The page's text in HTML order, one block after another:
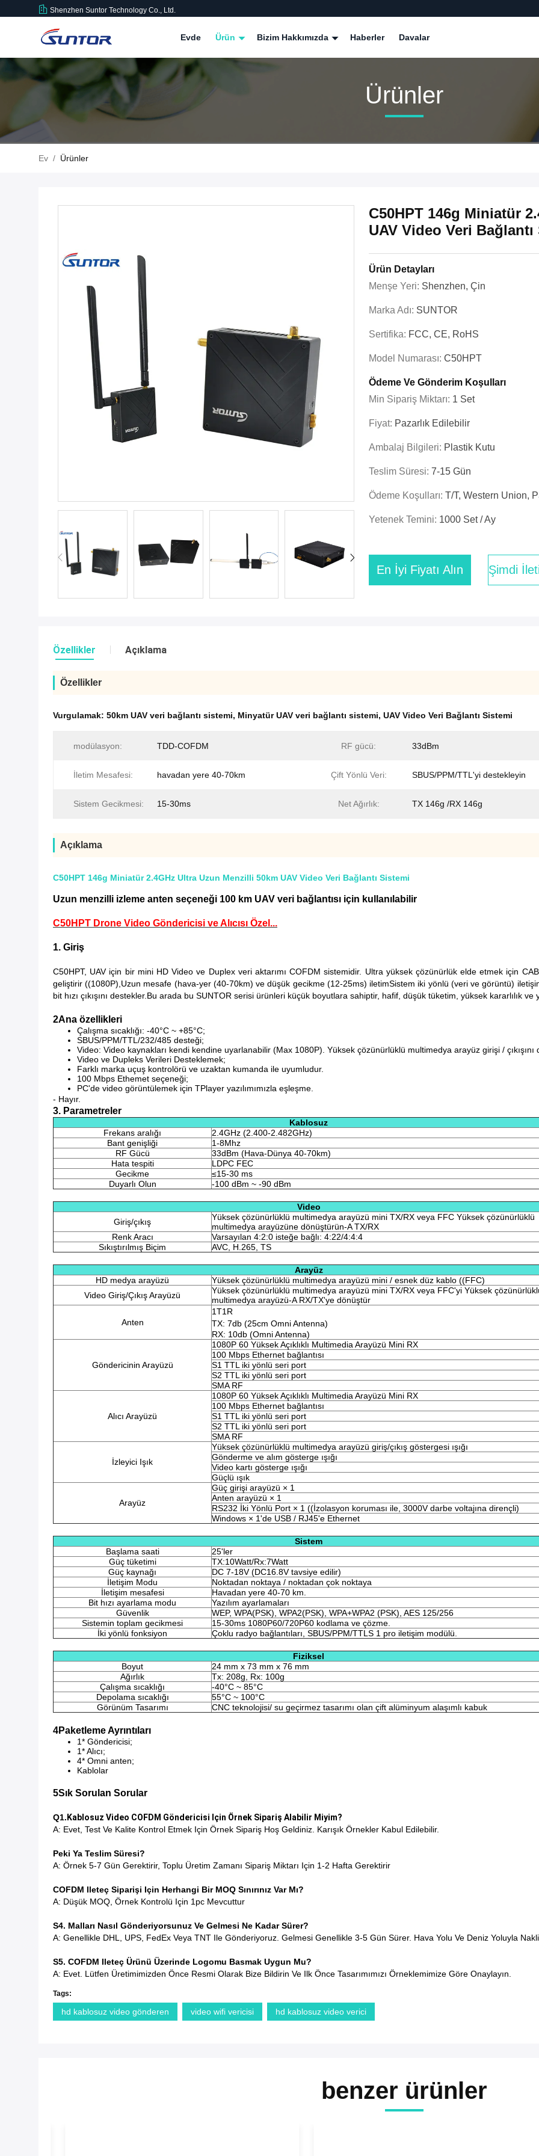
Shenzhen Suntor Technology Co., Ltd.
Evde Ürün Bizim Hakkımızda Haberler Davalar
Ürünler
Ev / Ürünler
C50HPT 146g Miniatür
UAV Video Veri
Ürün Detayları
Menşe Yeri: Shenzhen, Çin
Marka Adı: SUNTOR
Sertifika: FCC, CE, RoHS
Model Numarası: C50HPT
Ödeme Ve Gönderim Koşulları
Min Sipariş Miktarı: 1 Set
Fiyat: Pazarlık Edilebilir
Ambalaj Bilgileri: Plastik Kutu
Teslim Süresi: 7-15 Gün
Ödeme Koşulları: T/t, Western Union,
Yetenek Temini: 1000 Set / Ay
En İyi Fiyatı Alın Şimdi
Özellikler Açıklama
Özellikler
Vurgulamak: 50km UAV veri bağlantı sistemi, Minyatür UAV veri bağlantı sistemi, UAV Video Veri Bağlantı Sistemi
modülasyon: TDD-COFDM RF gücü: 33dBm
İletim Mesafesi: havadan yere 40-70km Çift Yönlü Veri: SBUS/PPM/TTL'yi destekleyin
Sistem Gecikmesi: 15-30ms Net Ağırlık: TX 146g /RX 146g
Açıklama
C50HPT 146g Miniatür 2.4GHz Ultra Uzun Menzilli 50km UAV Video Veri Bağlantı Sistemi
Uzun menzilli izleme anten seçeneği 100 km UAV veri bağlantısı için kullanılabilir
C50HPT Drone Video Göndericisi ve Alıcısı Özel...
1. Giriş
C50HPT, UAV için bir mini HD Video ve Duplex veri aktarımı COFDM sistemidir. Ultra yüksek çözünürlük elde etmek için
geliştirir ((1080P),Uzun mesafe (hava-yer (40-70km) ve düşük gecikme (12-25ms) iletimSistem iki yönlü (veri ve görüntü)
bit hızı çıkışını destekler.Bu arada bu SUNTOR serisi ürünleri küçük boyutlara sahiptir, hafif, düşük tüketim, yüksek kararlılık
2Ana özellikleri
Çalışma sıcaklığı: -40°C ~ +85°C;
SBUS/PPM/TTL/232/485 desteği;
Video: Video kaynakları kendi kendine uyarlanabilir (Max 1080P). Yüksek çözünürlüklü multimedya arayüz girişi / çıkışını
Video ve Dupleks Verileri Desteklemek;
Farklı marka uçuş kontrolörü ve uzaktan kumanda ile uyumludur.
100 Mbps Ethemet seçeneği;
PC'de video görüntülemek için TPlayer yazılımımızla eşleşme.
- Hayır.
3. Parametreler
Kablosuz
Frekans aralığı
2.4GHz (2.400-2.482GHz)
Bant genişliği
1-8Mhz
RF Gücü
33dBm (Hava-Dünya 40-70km)
Hata tespiti
LDPC FEC
Gecikme
≤15-30 ms
Duyarlı Olun
-100 dBm ~ -90 dBm
Video
Giriş/çıkış
Yüksek çözünürlüklü multimedya arayüzü mini TX/RX veya FFC Yüksek çözünürlüklü
multimedya arayüzüne dönüştürün-A TX/RX
Renk Aracı
Varsayılan 4:2:0 isteğe bağlı: 4:22/4:4:4
Sıkıştırılmış Biçim
AVC, H.265, TS
Arayüz
HD medya arayüzü
Yüksek çözünürlüklü multimedya arayüzü mini / esnek düz kablo ((FFC)
Video Giriş/Çıkış Arayüzü
Yüksek çözünürlüklü multimedya arayüzü mini TX/RX veya FFC'yi Yüksek
multimedya arayüzü-A RX/TX'ye dönüştür
Anten
1T1R
TX: 7db (25cm Omni Antenna)
RX: 10db (Omni Antenna)
Göndericinin Arayüzü
1080P 60 Yüksek Açıklıklı Multimedia Arayüzü Mini RX
100 Mbps Ethernet bağlantısı
S1 TTL iki yönlü seri port
S2 TTL iki yönlü seri port
SMA RF
Alıcı Arayüzü
1080P 60 Yüksek Açıklıklı Multimedia Arayüzü Mini RX
100 Mbps Ethernet bağlantısı
S1 TTL iki yönlü seri port
S2 TTL iki yönlü seri port
SMA RF
İzleyici Işık
Yüksek çözünürlüklü multimedya arayüzü giriş/çıkış göstergesi ışığı
Gönderme ve alım gösterge ışığı
Video kartı gösterge ışığı
Güçlü ışık
Arayüz
Güç girişi arayüzü × 1
Anten arayüzü × 1
RS232 İki Yönlü Port × 1 ((İzolasyon koruması ile, 3000V darbe voltajına dirençli)
Windows × 1'de USB / RJ45'e Ethernet
Sistem
Başlama saati
25'ler
Güç tüketimi
TX:10Watt/Rx:7Watt
Güç kaynağı
DC 7-18V (DC16.8V tavsiye edilir)
İletişim Modu
Noktadan noktaya / noktadan çok noktaya
İletişim mesafesi
Havadan yere 40-70 km.
Bit hızı ayarlama modu
Yazılım ayarlamaları
Güvenlik
WEP, WPA(PSK), WPA2(PSK), WPA+WPA2 (PSK), AES 125/256
Sistemin toplam gecikmesi
15-30ms 1080P60/720P60 kodlama ve çözme.
İki yönlü fonksiyon
Çoklu radyo bağlantıları, SBUS/PPM/TTLS 1 pro iletişim modülü.
Fiziksel
Boyut
24 mm x 73 mm x 76 mm
Ağırlık
Tx: 208g, Rx: 100g
Çalışma sıcaklığı
-40°C ~ 85°C
Depolama sıcaklığı
55°C ~ 100°C
Görünüm Tasarımı
CNC teknolojisi/ su geçirmez tasarımı olan çift alüminyum alaşımlı kabuk
4Paketleme Ayrıntıları
1* Göndericisi;
1* Alıcı;
4* Omni anten;
Kablolar
5Sık Sorulan Sorular
Q1. Kablosuz Video COFDM Göndericisi Için Örnek Sipariş Alabilir Miyim?
A: Evet, Test Ve Kalite Kontrol Etmek Için Örnek Sipariş Hoş Geldiniz. Karışık Örnekler Kabul Edilebilir.
Peki Ya Teslim Süresi?
A: Örnek 5-7 Gün Gerektirir, Toplu Üretim Zamanı Sipariş Miktarı Için 1-2 Hafta Gerektirir
COFDM Ileteç Siparişi Için Herhangi Bir MOQ Sınırınız Var Mı?
A: Düşük MOQ, Örnek Kontrolü Için 1pc Mevcuttur
S4. Malları Nasıl Gönderiyorsunuz Ve Gelmesi Ne Kadar Sürer?
A: Genellikle DHL, UPS, FedEx Veya TNT Ile Gönderiyoruz. Gelmesi Genellikle 3-5 Gün Sürer. Hava Yolu Ve Deniz Yoluyla
S5. COFDM Ileteç Ürünü Üzerinde Logomu Basmak Uygun Mu?
A: Evet. Lütfen Üretimimizden Önce Resmi Olarak Bize Bildirin Ve Ilk Önce Tasarımımızı Örneklemimize Göre Onaylayın.
Tags:
hd kablosuz video gönderen video wifi vericisi hd kablosuz video verici
benzer ürünler